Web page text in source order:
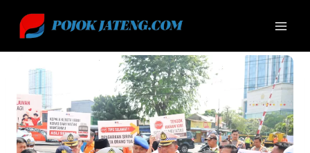
content